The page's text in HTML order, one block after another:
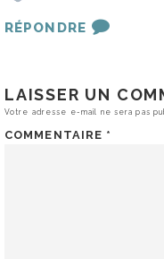
RÉPONDRE
LAISSER UN
Votre adresse e-mail ne sera pas
COMMENTAIRE *